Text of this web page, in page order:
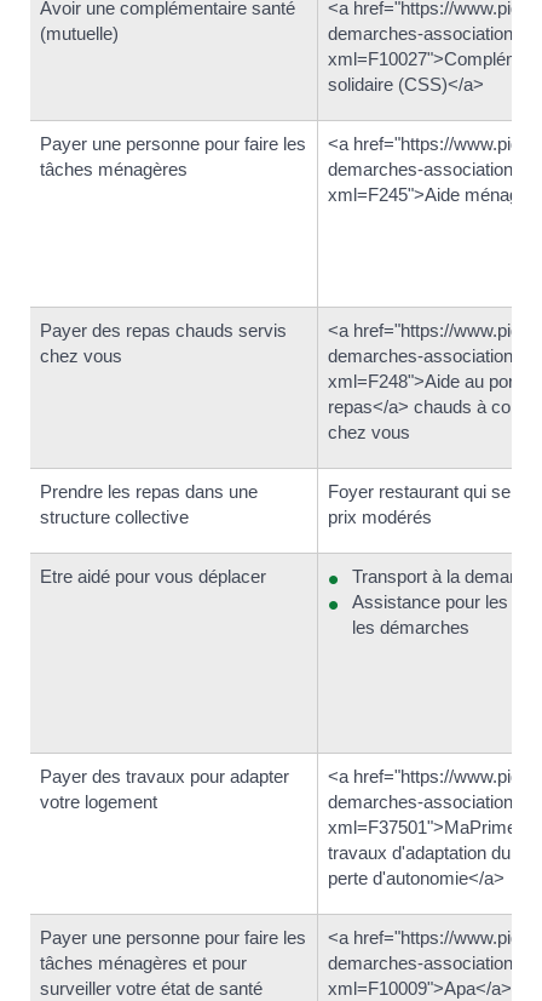
Avoir une complémentaire santé
(mutuelle)
<a href="https://
demarches-associations/?
solidaire (CSS)</a>
Payer une personne pour faire les
tâches ménagères
<a href="https://
demarches-associations/?
xml=F245">Aide
Payer des repas chauds servis
chez vous
<a href="https://
demarches-associations/?
xml=F248">Aide au
repas</a> chauds à
chez vous
Prendre les repas dans une
structure collective
Foyer restaurant qui sert
prix modérés
Etre aidé pour vous déplacer
Transport à la demande
Assistance pour les
les démarches
Payer des travaux pour adapter
votre logement
<a href="https://
demarches-associations/?
travaux d'adaptation du
perte d'autonomie</a>
Payer une personne pour faire les
tâches ménagères et pour
surveiller votre état de santé
<a href="https://
demarches-associations/?
xml=F10009">Apa</a>